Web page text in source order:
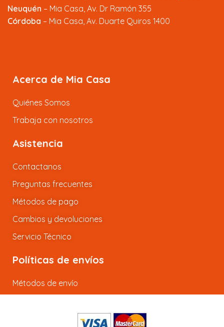
Neuquén – Mia Casa, Av. Dr Ramón 355
Córdoba – Mia Casa, Av. Duarte Quiros 1400
Acerca de Mia Casa
Quiénes Somos
Trabaja con nosotros
Asistencia
Contactanos
Preguntas frecuentes
Métodos de pago
Cambios y devoluciones
Servicio Técnico
Políticas de envíos
Métodos de envío